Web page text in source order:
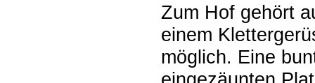
Zum Hof gehört
einem
möglich. Eine